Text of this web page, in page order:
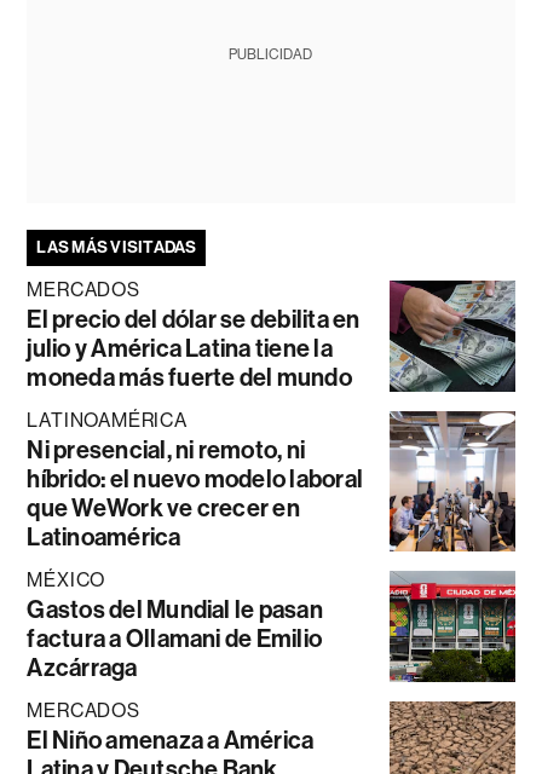
PUBLICIDAD
LAS MÁS VISITADAS
MERCADOS
El precio del dólar se debilita en
julio y América Latina tiene la
moneda más fuerte del mundo
LATINOAMÉRICA
Ni presencial, ni remoto, ni
híbrido: el nuevo modelo laboral
que WeWork ve crecer en
Latinoamérica
MÉXICO
Gastos del Mundial le pasan
factura a Ollamani de Emilio
Azcárraga
MERCADOS
El Niño amenaza a América